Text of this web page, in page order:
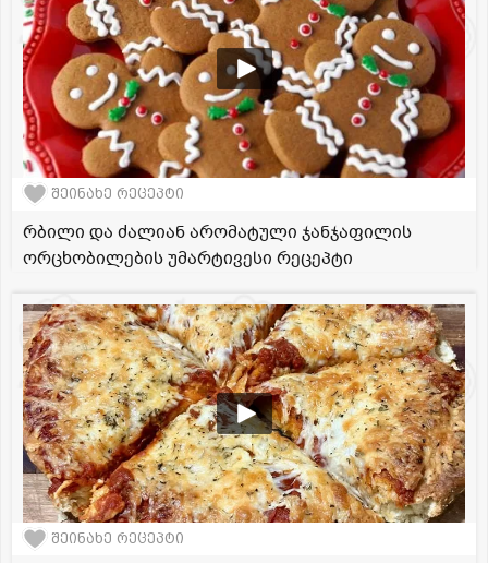
შეინახე რეცეპტი
რბილი და ძალიან არომატული ჯანჯაფილის
ორცხობილების უმარტივესი რეცეპტი
შეინახე რეცეპტი